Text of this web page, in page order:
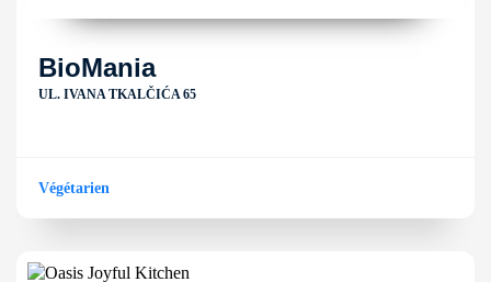
BioMania
UL. IVANA TKALČIĆA 65
Végétarien